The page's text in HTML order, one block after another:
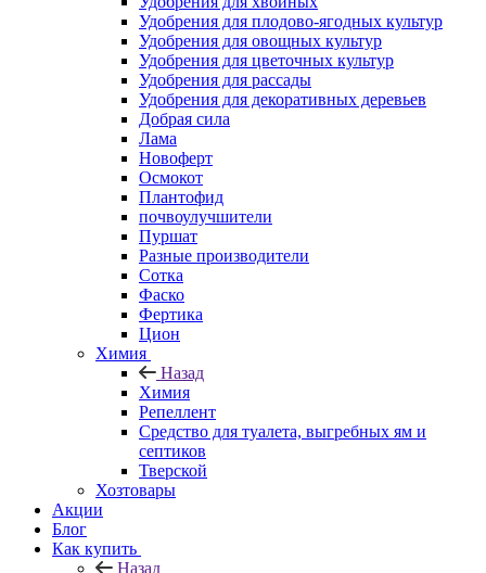
Удобрения для плодово-ягодных культур
Удобрения для овощных культур
Удобрения для цветочных культур
Удобрения для рассады
Удобрения для декоративных деревьев
Добрая сила
Лама
Новоферт
Осмокот
Плантофид
почвоулучшители
Пуршат
Разные производители
Сотка
Фаско
Фертика
Цион
Химия
Назад
Химия
Репеллент
Средство для туалета, выгребных ям и
септиков
Тверской
Хозтовары
Акции
Блог
Как купить
Назад